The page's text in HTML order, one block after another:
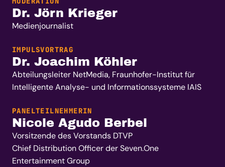
Dr. Jörn Krieger
Medienjournalist
IMPULSVORTRAG
Dr. Joachim Köhler
Abteilungsleiter NetMedia, Fraunhofer-Institut für
Intelligente Analyse- und Informationssysteme IAIS
PANELTEILNEHMERIN
Nicole Agudo Berbel
Vorsitzende des Vorstands DTVP
Chief Distribution Officer der Seven.One
Entertainment Group